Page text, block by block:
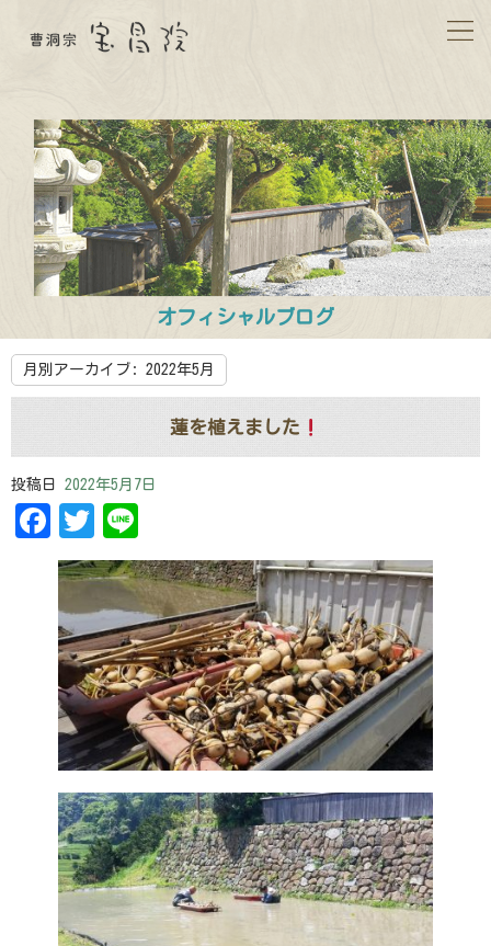
オフィシャルブログ
月別アーカイブ: 2022年5月
蓮を植えました
投稿日 2022年5月7日
Facebook
Twitter